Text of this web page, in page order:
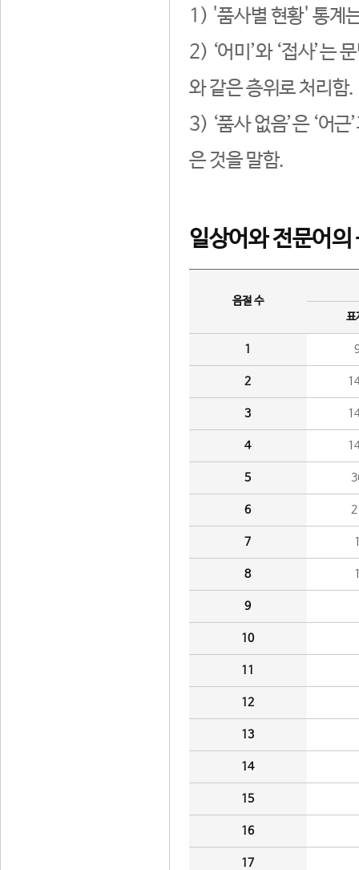
1) '품사별 현황' 통계
2) ‘어미’와 ‘접사’는
와 같은 층위로 처리함.
3) ‘품사 없음’은 ‘어
은 것을 말함.
일상어와 전문어의
음절 수
표
1
2
3
4
5
6
7
8
9
10
11
12
13
14
15
16
17